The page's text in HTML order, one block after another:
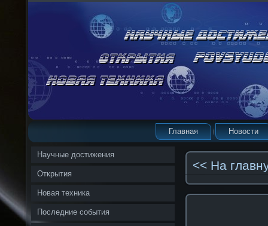
Главная Новости
Научные достижения
Открытия
Новая техника
Последние события
<< На